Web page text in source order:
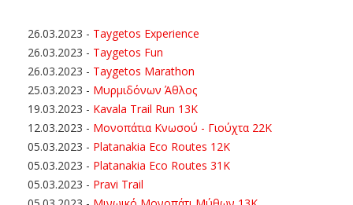
26.03.2023 - Taygetos Experience
26.03.2023 - Taygetos Fun
26.03.2023 - Taygetos Marathon
25.03.2023 - Μυρμιδόνων Άθλος
19.03.2023 - Kavala Trail Run 13K
12.03.2023 - Μονοπάτια Κνωσού - Γιούχτα 22Κ
05.03.2023 - Platanakia Eco Routes 12K
05.03.2023 - Platanakia Eco Routes 31K
05.03.2023 - Pravi Trail